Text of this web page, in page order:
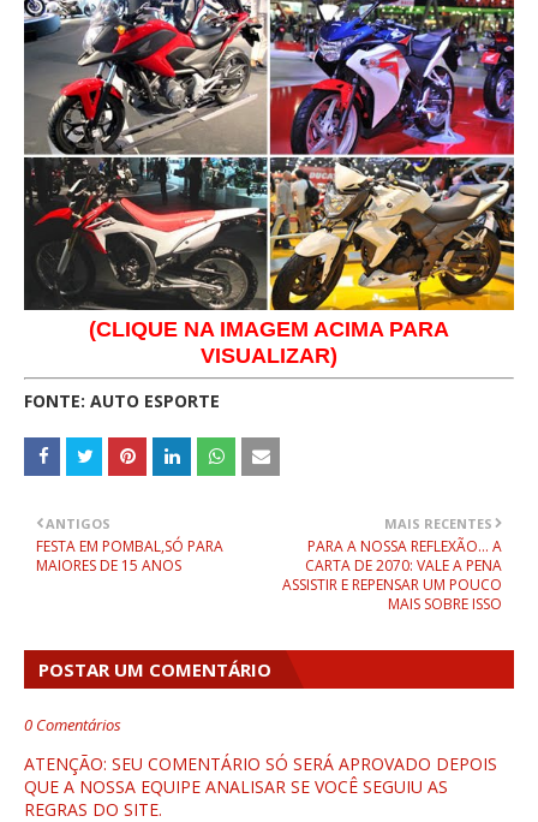
(CLIQUE NA IMAGEM ACIMA PARA
VISUALIZAR)
FONTE: AUTO ESPORTE
MAIS RECENTES
PARA A NOSSA REFLEXÃO... A
CARTA DE 2070: VALE A PENA
ASSISTIR E REPENSAR UM POUCO
MAIS SOBRE ISSO
ANTIGOS
FESTA EM POMBAL,SÓ PARA
MAIORES DE 15 ANOS
POSTAR UM COMENTÁRIO
0 Comentários
ATENÇÃO: SEU COMENTÁRIO SÓ SERÁ APROVADO DEPOIS
QUE A NOSSA EQUIPE ANALISAR SE VOCÊ SEGUIU AS
REGRAS DO SITE.